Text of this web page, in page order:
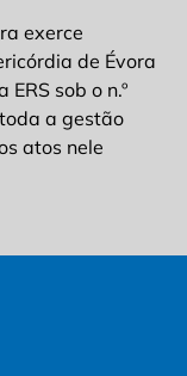
exerce
de Évora
sob o n.º
a gestão
atos nele